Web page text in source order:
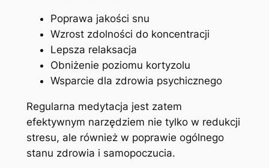
Poprawa jakości snu
Wzrost zdolności do koncentracji
Lepsza relaksacja
Obniżenie poziomu kortyzolu
Wsparcie dla zdrowia psychicznego
Regularna medytacja jest zatem
efektywnym narzędziem nie tylko w redukcji
stresu, ale również w poprawie ogólnego
stanu zdrowia i samopoczucia.